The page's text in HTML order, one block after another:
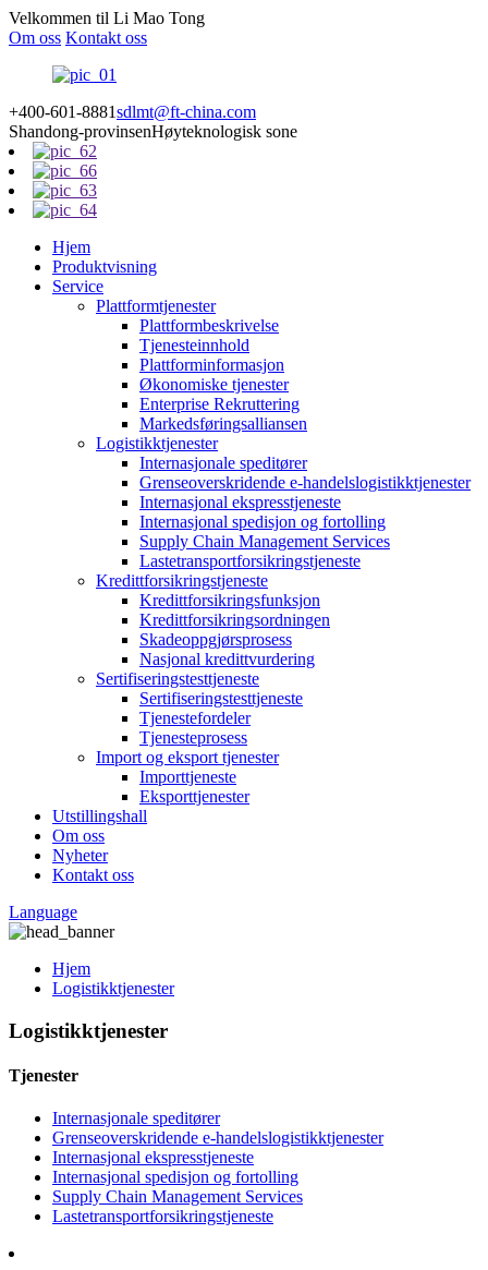
Velkommen til Li Mao Tong
Om oss Kontakt oss
+400-601-8881sdlmt@ft-china.com
Shandong-provinsenHøyteknologisk sone
Hjem
Produktvisning
Service
Plattformtjenester
Plattformbeskrivelse
Tjenesteinnhold
Plattforminformasjon
Økonomiske tjenester
Enterprise Rekruttering
Markedsføringsalliansen
Logistikktjenester
Internasjonale speditører
Grenseoverskridende e-handelslogistikktjenester
Internasjonal ekspresstjeneste
Internasjonal spedisjon og fortolling
Supply Chain Management Services
Lastetransportforsikringstjeneste
Kredittforsikringstjeneste
Kredittforsikringsfunksjon
Kredittforsikringsordningen
Skadeoppgjørsprosess
Nasjonal kredittvurdering
Sertifiseringstesttjeneste
Sertifiseringstesttjeneste
Tjenestefordeler
Tjenesteprosess
Import og eksport tjenester
Importtjeneste
Eksporttjenester
Utstillingshall
Om oss
Nyheter
Kontakt oss
Language
Hjem
Logistikktjenester
Logistikktjenester
Tjenester
Internasjonale speditører
Grenseoverskridende e-handelslogistikktjenester
Internasjonal ekspresstjeneste
Internasjonal spedisjon og fortolling
Supply Chain Management Services
Lastetransportforsikringstjeneste